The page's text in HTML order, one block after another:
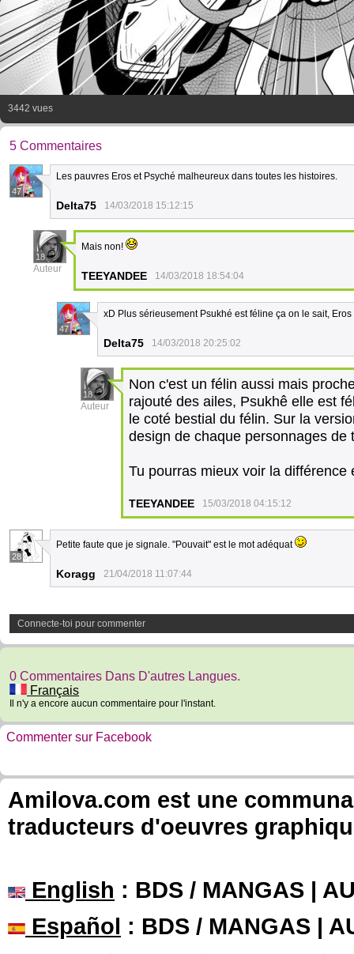
3442 vues
5 Commentaires
47
Les pauvres Eros et Psyché malheureux dans toutes les histoires.
Delta75 14/03/2018 15:12:15
18
Auteur
Mais non!
TEEYANDEE 14/03/2018 18:54:04
47
xD Plus sérieusement Psukhé est féline ça on le sait,
Delta75 14/03/2018 20:25:02
18
Auteur
Non c'est un félin aussi mais
rajouté des ailes, Psukhê elle est
le coté bestial du félin. Sur la
design de chaque personnages de
Tu pourras mieux voir la différence
TEEYANDEE 15/03/2018 04:15:12
28
Petite faute que je signale. "Pouvait" est le mot adéquat
Koragg 21/04/2018 11:07:44
Connecte-toi pour commenter
0 Commentaires Dans D'autres Langues.
Français
Il n'y a encore aucun commentaire pour l'instant.
Commenter sur Facebook
Amilova.com est une
traducteurs d'oeuvres
English : BDS / MANGAS |
Español : BDS / MANGAS |